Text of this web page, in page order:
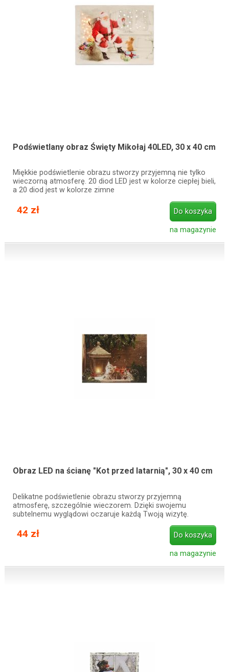
Podświetlany obraz Święty Mikołaj 40LED, 30 x 40 cm
Miękkie podświetlenie obrazu stworzy przyjemną nie tylko
wieczorną atmosferę. 20 diod LED jest w kolorze ciepłej bieli,
a 20 diod jest w kolorze zimne
42 zł Do koszyka
na magazynie
Obraz LED na ścianę "Kot przed latarnią", 30 x 40 cm
Delikatne podświetlenie obrazu stworzy przyjemną
atmosferę, szczególnie wieczorem. Dzięki swojemu
subtelnemu wyglądowi oczaruje każdą Twoją wizytę.
44 zł Do koszyka
na magazynie